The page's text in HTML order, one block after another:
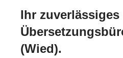
Ihr zuverlässiges
(Wied).